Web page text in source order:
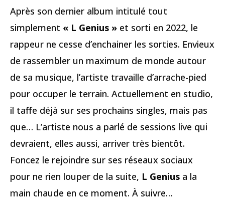
Après son dernier album intitulé tout
simplement « L Genius » et sorti en 2022, le
rappeur ne cesse d’enchainer les sorties. Envieux
de rassembler un maximum de monde autour
de sa musique, l’artiste travaille d’arrache-pied
pour occuper le terrain. Actuellement en studio,
il taffe déjà sur ses prochains singles, mais pas
que… L’artiste nous a parlé de sessions live qui
devraient, elles aussi, arriver très bientôt.
Foncez le rejoindre sur ses réseaux sociaux
pour ne rien louper de la suite, L Genius a la
main chaude en ce moment. À suivre…